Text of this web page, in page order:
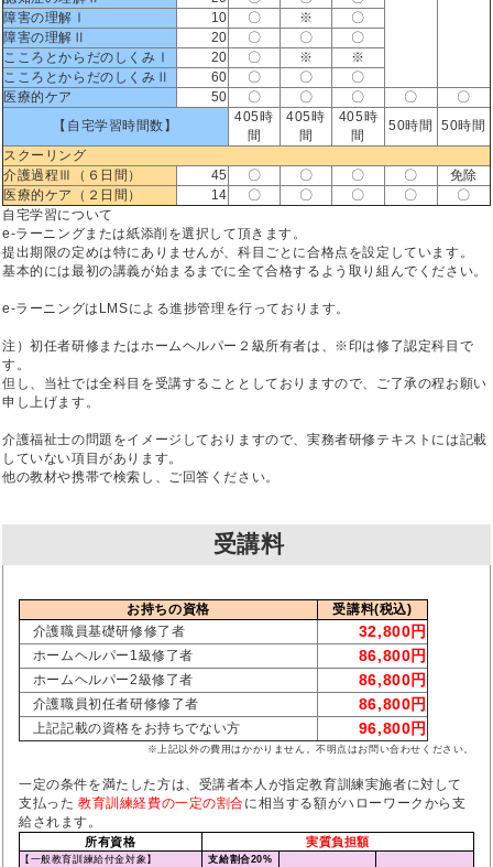
障害の理解Ⅰ
10 〇 ※
〇
障害の理解Ⅱ
20 〇 〇
〇
こころとからだのしくみⅠ
20 〇 ※
※
こころとからだのしくみⅡ
60 〇 〇
〇
医療的ケア
50 〇 〇 〇 〇
〇
【自宅学習時間数】
405時
間
405時
間
405時
間
50時間
50時間
スクーリング
介護過程Ⅲ（６日間）
45 〇 〇 〇 〇
免除
医療的ケア（２日間）
14 〇 〇 〇 〇
〇
自宅学習について
e-ラーニングまたは紙添削を選択して頂きます。
提出期限の定めは特にありませんが、科目ごとに合格点を設定しています。
基本的には最初の講義が始まるまでに全て合格するよう取り組んでください。
e-ラーニングはLMSによる進捗管理を行っております。
注）初任者研修またはホームヘルパー２級所有者は、※印は修了認定科目で
す。
但し、当社では全科目を受講することとしておりますので、ご了承の程お願い
申し上げます。
介護福祉士の問題をイメージしておりますので、実務者研修テキストには記載
していない項目があります。
他の教材や携帯で検索し、ご回答ください。
受講料
お持ちの資格
受講料(税込)
介護職員基礎研修修了者
32,800円
ホームヘルパー1級修了者 86,800円
ホームヘルパー2級修了者 86,800円
介護職員初任者研修修了者 86,800円
上記記載の資格をお持ちでない方 96,800円
※上記以外の費用はかかりません。不明点はお問い合わせください。
一定の条件を満たした方は、受講者本人が指定教育訓練実施者に対して
支払った 教育訓練経費の一定の割合に相当する額がハローワークから支
給されます。
所有資格 実質負担額
【一般教育訓練給付金対象】 支給割合20%